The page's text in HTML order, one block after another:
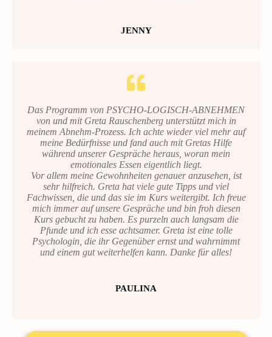
JENNY
Das Programm von PSYCHO-LOGISCH-ABNEHMEN
von und mit Greta Rauschenberg unterstützt mich in
meinem Abnehm-Prozess. Ich achte wieder viel mehr auf
meine Bedürfnisse und fand auch mit Gretas Hilfe
während unserer Gespräche heraus, woran mein
emotionales Essen eigentlich liegt.
Vor allem meine Gewohnheiten genauer anzusehen, ist
sehr hilfreich. Greta hat viele gute Tipps und viel
Fachwissen, die und das sie im Kurs weitergibt. Ich freue
mich immer auf unsere Gespräche und bin froh diesen
Kurs gebucht zu haben. Es purzeln auch langsam die
Pfunde und ich esse achtsamer. Greta ist eine tolle
Psychologin, die ihr Gegenüber ernst und wahrnimmt
und einem gut weiterhelfen kann. Danke für alles!
PAULINA